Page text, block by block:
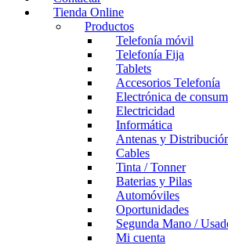
Tienda Online
Productos
Telefonía móvil
Telefonía Fija
Tablets
Accesorios Telefonía
Electrónica de
Electricidad
Informática
Antenas y
Cables
Tinta / Tonner
Baterias y Pilas
Automóviles
Oportunidades
Segunda Mano /
Mi cuenta